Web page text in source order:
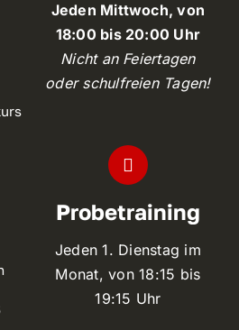
Jeden Mittwoch, von
18:00 bis 20:00 Uhr
Nicht an Feiertagen
oder schulfreien Tagen!
Probetraining
Jeden 1. Dienstag im
Monat, von 18:15 bis
19:15 Uhr